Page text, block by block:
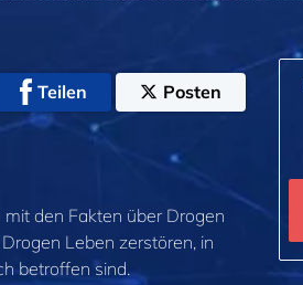
Teilen Posten
den Fakten über Drogen
Leben zerstören, in
betroffen sind.